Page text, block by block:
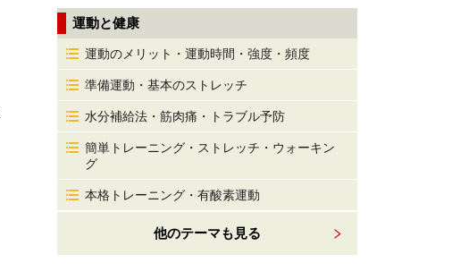
運動と健康
運動のメリット・運動時間・強度・頻度
準備運動・基本のストレッチ
水分補給法・筋肉痛・トラブル予防
簡単トレーニング・ストレッチ・ウォーキン
グ
本格トレーニング・有酸素運動
他のテーマも見る